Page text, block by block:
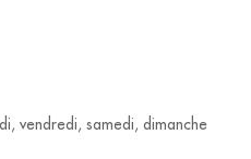
vendredi, samedi, dimanche